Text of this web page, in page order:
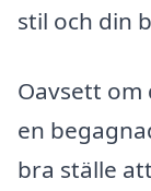
stil och din
Oavsett om
en
bra ställe